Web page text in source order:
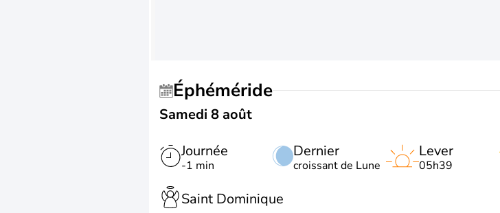
Éphéméride
Samedi 8 août
Journée
-1 min
Dernier
croissant de Lune
Lever
05h39
Saint Dominique